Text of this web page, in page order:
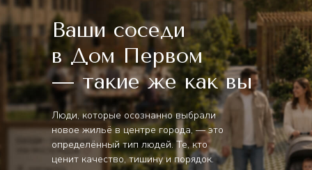
Ваши соседи
в Дом Первом
— такие же как вы
Люди, которые осознанно выбрали
новое жильё в центре города, — это
определённый тип людей. Те, кто
ценит качество, тишину и порядок.